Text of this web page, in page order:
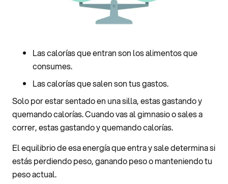
Las calorías que entran son los alimentos que
consumes.
Las calorías que salen son tus gastos.
Solo por estar sentado en una silla, estas gastando y
quemando calorías. Cuando vas al gimnasio o sales a
correr, estas gastando y quemando calorías.
El equilibrio de esa energía que entra y sale determina si
estás perdiendo peso, ganando peso o manteniendo tu
peso actual.